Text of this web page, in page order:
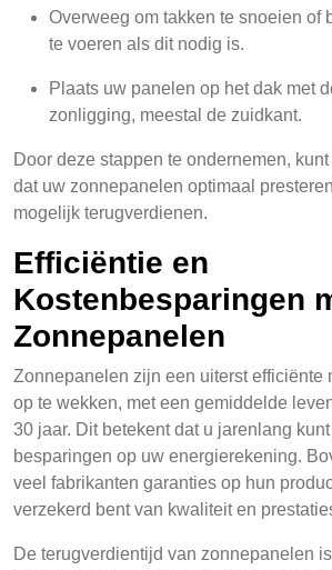
Overweeg om takken te snoeien of
te voeren als dit nodig is.
Plaats uw panelen op het dak met
zonligging, meestal de zuidkant.
Door deze stappen te ondernemen,
dat uw zonnepanelen optimaal
mogelijk terugverdienen.
Efficiëntie en
Kostenbesparingen
Zonnepanelen
Zonnepanelen zijn een uiterst efficiënte
op te wekken, met een gemiddelde
30 jaar. Dit betekent dat u jarenlang
besparingen op uw energierekening.
veel fabrikanten garanties op hun
verzekerd bent van kwaliteit en
De terugverdientijd van zonnepanelen